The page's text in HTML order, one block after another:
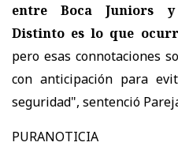
entre Boca Juniors y
Distinto es lo que
pero esas connotaciones
con anticipación para
seguridad", sentenció
PURANOTICIA